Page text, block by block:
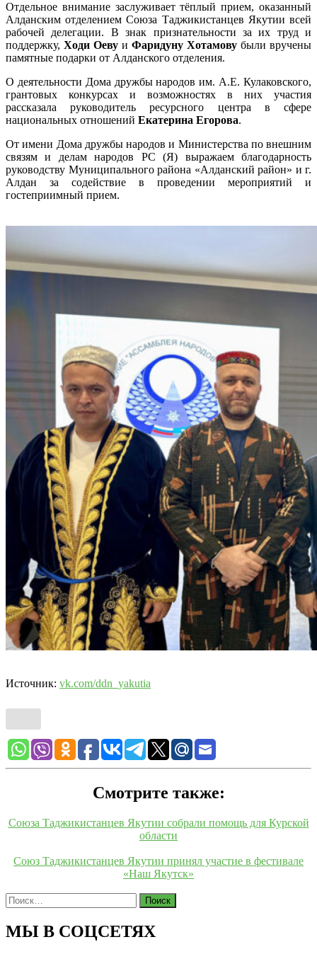
Отдельное внимание заслуживает тёплый прием, оказанный
Алданским отделением Союза Таджикистанцев Якутии всей
рабочей делегации. В знак признательности за их труд и
поддержку, Ходи Оеву и Фаридуну Хотамову были вручены
памятные подарки от Алданского отделения.
О деятельности Дома дружбы народов им. А.Е. Кулаковского,
грантовых конкурсах и возможностях в них участия
рассказала руководитель ресурсного центра в сфере
национальных отношений Екатерина Егорова.
От имени Дома дружбы народов и Министерства по внешним
связям и делам народов РС (Я) выражаем благодарность
руководству Муниципального района «Алданский район» и г.
Алдан за содействие в проведении мероприятий и
гостеприимный прием.
Источник: vk.com/ddn_yakutia
Смотрите также:
Союза Таджикистанцев Якутии собрали помощь для Курской
области
Союз Таджикистанцев Якутии принял участие в фестивале
«Наш Якутск»
Найти:
МЫ В СОЦСЕТЯХ